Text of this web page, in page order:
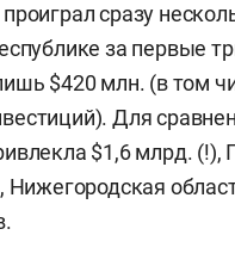
сразу
за первые
$420 млн. (в том
Для
$1,6 млрд. (!),
Нижегородская